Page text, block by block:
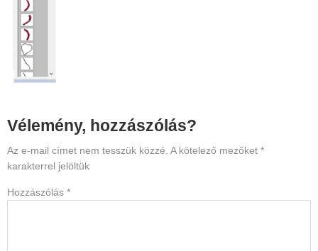
Reader
Interactions
Vélemény, hozzászólás?
Az e-mail címet nem tesszük közzé. A kötelező mezőket *
karakterrel jelöltük
Hozzászólás *